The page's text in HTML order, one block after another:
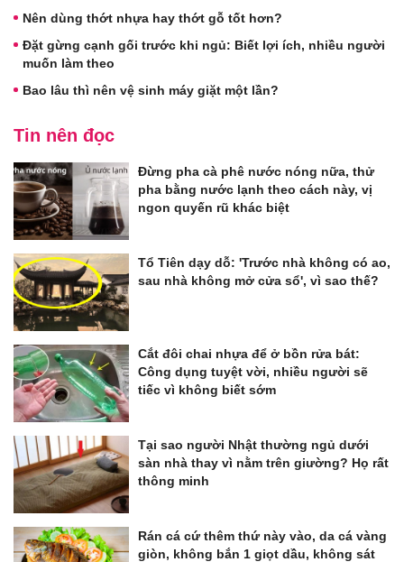
Nên dùng thớt nhựa hay thớt gỗ tốt hơn?
Đặt gừng cạnh gối trước khi ngủ: Biết lợi ích, nhiều người
muốn làm theo
Bao lâu thì nên vệ sinh máy giặt một lần?
Tin nên đọc
Đừng pha cà phê nước nóng nữa, thử
pha bằng nước lạnh theo cách này, vị
ngon quyến rũ khác biệt
Tổ Tiên dạy dỗ: 'Trước nhà không có ao,
sau nhà không mở cửa sổ', vì sao thế?
Cắt đôi chai nhựa để ở bồn rửa bát:
Công dụng tuyệt vời, nhiều người sẽ
tiếc vì không biết sớm
Tại sao người Nhật thường ngủ dưới
sàn nhà thay vì nằm trên giường? Họ rất
thông minh
Rán cá cứ thêm thứ này vào, da cá vàng
giòn, không bắn 1 giọt dầu, không sát